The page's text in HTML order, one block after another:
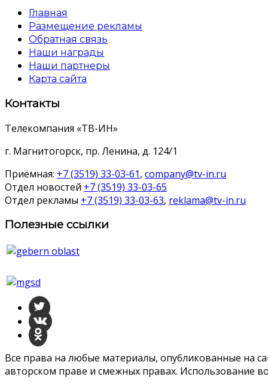
Главная
Размещение рекламы
Обратная связь
Наши награды
Наши партнеры
Карта сайта
Контакты
Телекомпания «ТВ-ИН»
г. Магнитогорск, пр. Ленина, д. 124/1
Приёмная: +7 (3519) 33-03-61, company@tv-in.ru
Отдел новостей +7 (3519) 33-03-65
Отдел рекламы +7 (3519) 33-03-63, reklama@tv-in.ru
Полезные ссылки
Все права на любые материалы, опубликованные на
авторском праве и смежных правах. Использование